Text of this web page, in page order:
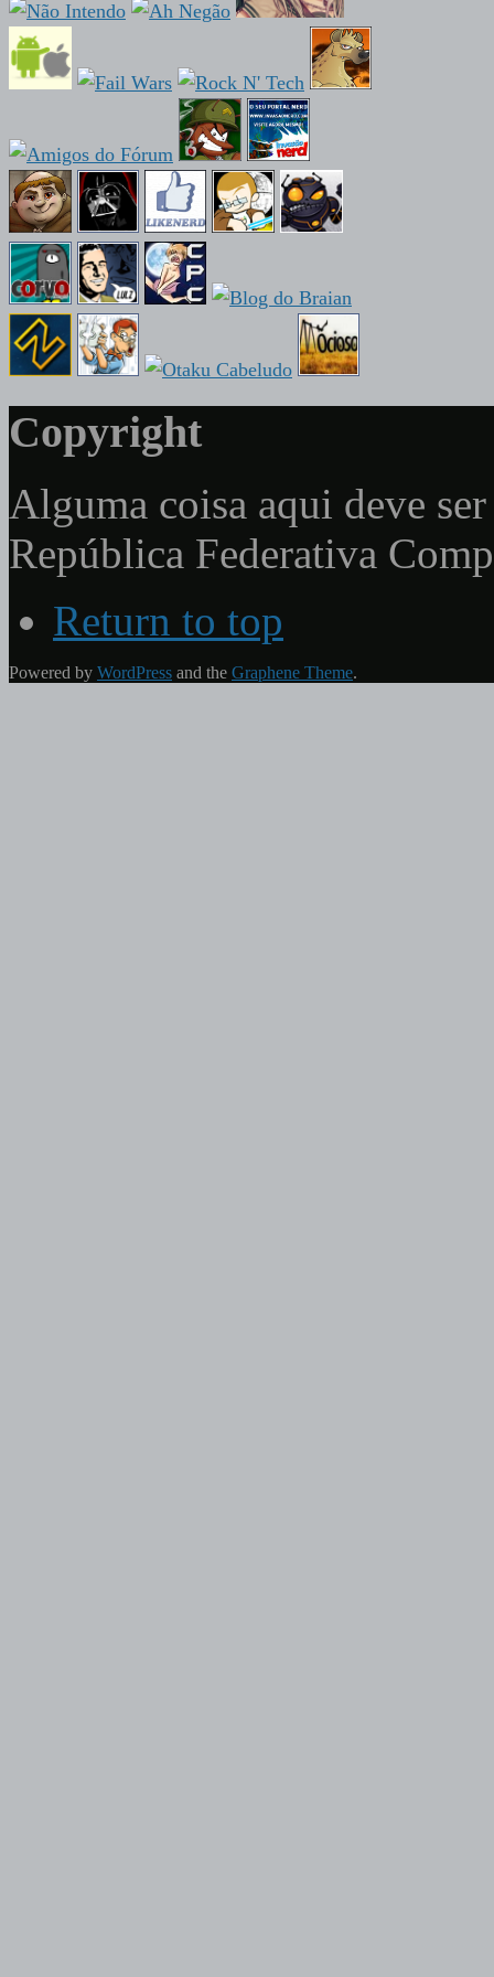
Copyright
Alguma coisa aqui deve
República Federativa
Return to top
Powered by WordPress and the Graphene Theme.